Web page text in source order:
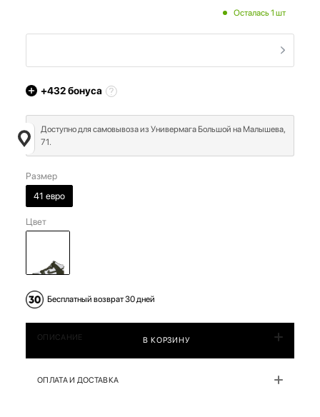
Осталась 1 шт
+432бонуса
Доступно для самовывоза из Универмага Большой на Малышева,
71.
Размер
41 евро
Цвет
Бесплатный возврат 30 дней
В КОРЗИНУ
ОПИСАНИЕ
ОПЛАТА И ДОСТАВКА